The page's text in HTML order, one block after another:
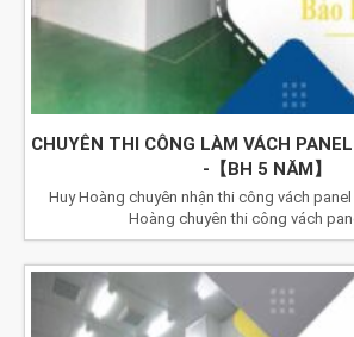
CHUYÊN THI CÔNG LÀM VÁCH
-【BH 5 NĂM】
Huy Hoàng chuyên nhận thi công vách
Hoàng chuyên thi công vách